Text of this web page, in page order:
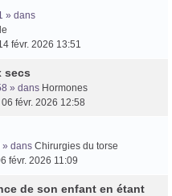
» dans
févr. 2026 13:51
secs
» dans Hormones
06 févr. 2026 12:58
» dans Chirurgies du torse
févr. 2026 11:09
de son enfant en étant